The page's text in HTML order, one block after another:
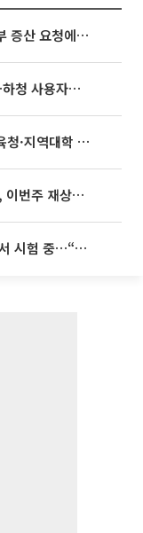
[특징주] “탄약 부족하다“ 美 국방부 증산 요청에⋯국내 방산주 급등세
현대차·기아, 이번 주 임단협 재개…하청 사용자성 재심도 ‘변수’
술형 입시 연계 '착수'
최태원·노소영 '9440억 분할' 판결, 이번주 재상고 여부 주목
트업 여러 곳 참여”